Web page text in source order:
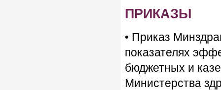
ПРИКАЗЫ
• Приказ
показателях
бюджетных и
Министерства